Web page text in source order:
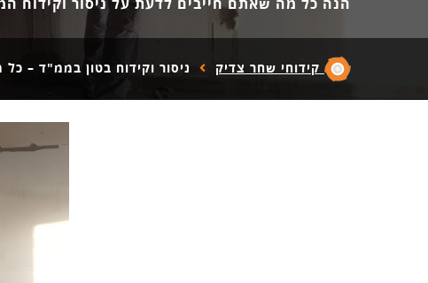
קידוחי שחר צדיק ניסור וקידוח בטון בממ"ד –